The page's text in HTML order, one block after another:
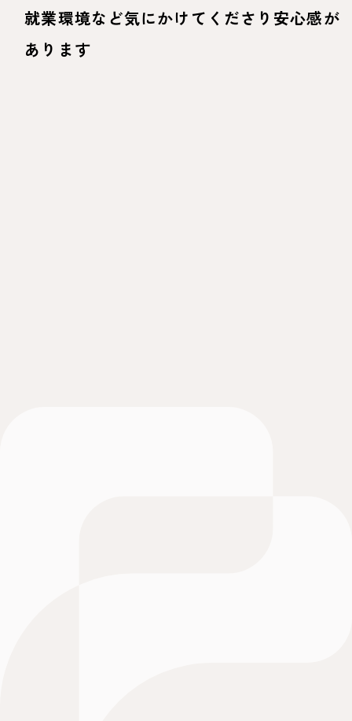
就業環境など気にかけてくださり安心感が
あります